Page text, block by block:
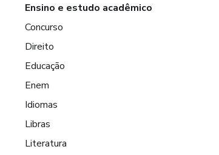
Ensino e estudo acadêmico
Concurso
Direito
Educação
Enem
Idiomas
Libras
Literatura